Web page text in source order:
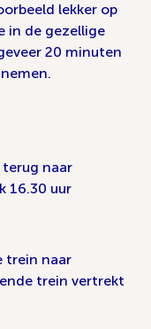
lekker op
in de gezellige
20 minuten
naar
16.30 uur
trein naar
trein vertrekt